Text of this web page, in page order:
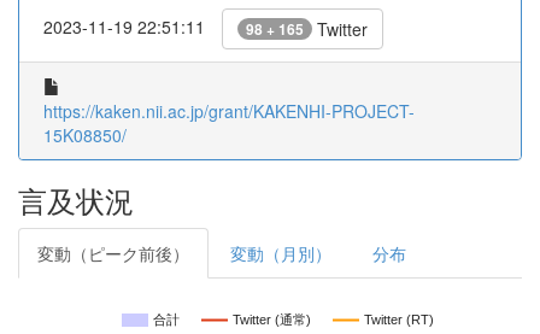
2023-11-19 22:51:11 98 + 165 Twitter
https://kaken.nii.ac.jp/grant/KAKENHI-PROJECT-
15K08850/
言及状況
変動（ピーク前後） 変動（月別） 分布
合計 Twitter (通常) Twitter (RT)